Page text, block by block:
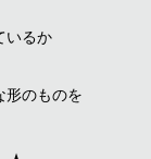
いるか
形のものを